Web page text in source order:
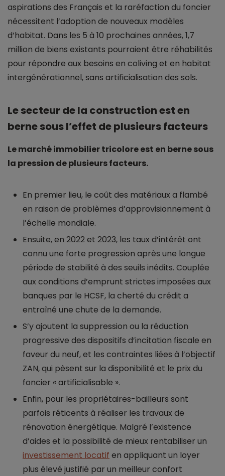
aspirations des Français et la raréfaction du foncier
nécessitent l’adoption de nouveaux modèles
d’habitat. Dans les 5 à 10 prochaines années, 1,7
million de biens existants pourraient être réhabilités
pour répondre aux besoins en coliving et en habitat
intergénérationnel, sans artificialisation des sols.
Le secteur de la construction est en
berne sous l’effet de plusieurs facteurs
Le marché immobilier tricolore est en berne sous
la pression de plusieurs facteurs.
En premier lieu, le coût des matériaux a flambé
en raison de problèmes d’approvisionnement à
l’échelle mondiale.
Ensuite, en 2022 et 2023, les taux d’intérêt ont
connu une forte progression après une longue
période de stabilité à des seuils inédits. Couplée
aux conditions d’emprunt strictes imposées aux
banques par le HCSF, la cherté du crédit a
entraîné une chute de la demande.
S’y ajoutent la suppression ou la réduction
progressive des dispositifs d’incitation fiscale en
faveur du neuf, et les contraintes liées à l’objectif
ZAN, qui pèsent sur la disponibilité et le prix du
foncier « artificialisable ».
Enfin, pour les propriétaires-bailleurs sont
parfois réticents à réaliser les travaux de
rénovation énergétique. Malgré l’existence
d’aides et la possibilité de mieux rentabiliser un
investissement locatif en appliquant un loyer
plus élevé justifié par un meilleur confort